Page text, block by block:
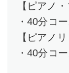
【ピアノ
・40分コ
【ピアノ
・40分コ